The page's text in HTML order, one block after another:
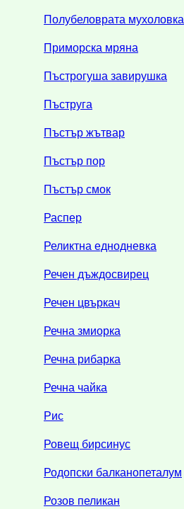
Полубеловрата мухоловка
Приморска мряна
Пъстрогуша завирушка
Пъструга
Пъстър жътвар
Пъстър пор
Пъстър смок
Распер
Реликтна еднодневка
Речен дъждосвирец
Речен цвъркач
Речна змиорка
Речна рибарка
Речна чайка
Рис
Ровещ бирсинус
Родопски балканопеталум
Розов пеликан